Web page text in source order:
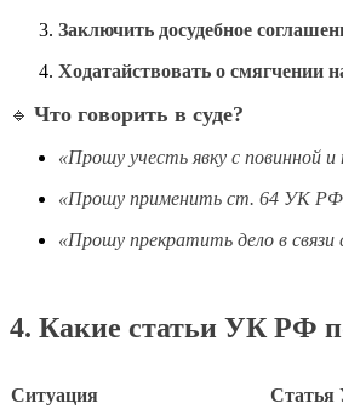
Заключить досудебное
Ходатайствовать о смягчении
🔹 Что говорить в суде?
«Прошу учесть явку с
«Прошу применить ст. 64 УК РФ
«Прошу прекратить дело в
4. Какие статьи УК РФ
Ситуация